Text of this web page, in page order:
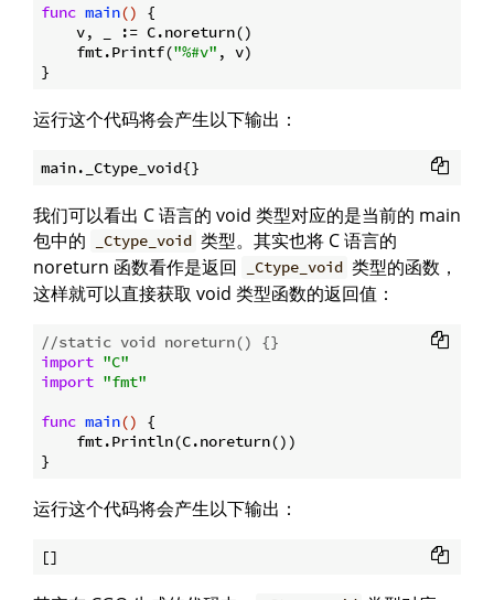
func main()
{
    v, _ := C.noreturn()
    fmt.Printf(
"%#v" , v)
运行这个代码将会产生以下输出：
我们可以看出 C 语言的 void 类型对应的是当前的 main
包中的
_Ctype_void 类型。其实也将 C 语言的
noreturn 函数看作是返回
_Ctype_void 类型的函数，
这样就可以直接获取 void 类型函数的返回值：
//static void noreturn() {}
import "C"
import "fmt"
func main()
{
    fmt.Println(C.noreturn())
运行这个代码将会产生以下输出：